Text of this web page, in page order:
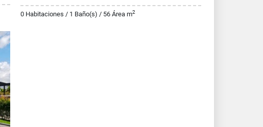
0 Habitaciones / 1 Baño(s) / 56 Área m2